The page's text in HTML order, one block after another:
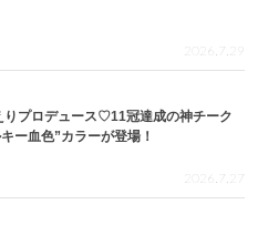
2026.7.29
りプロデュース♡11冠達成の神チーク
ー血色”カラーが登場！
2026.7.27